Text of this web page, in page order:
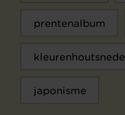
prentenalbum
kleurenhoutsnede
japonisme